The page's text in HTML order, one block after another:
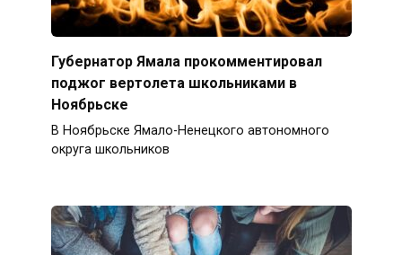
Губернатор Ямала прокомментировал
поджог вертолета школьниками в
Ноябрьске
В Ноябрьске Ямало-Ненецкого автономного
округа школьников